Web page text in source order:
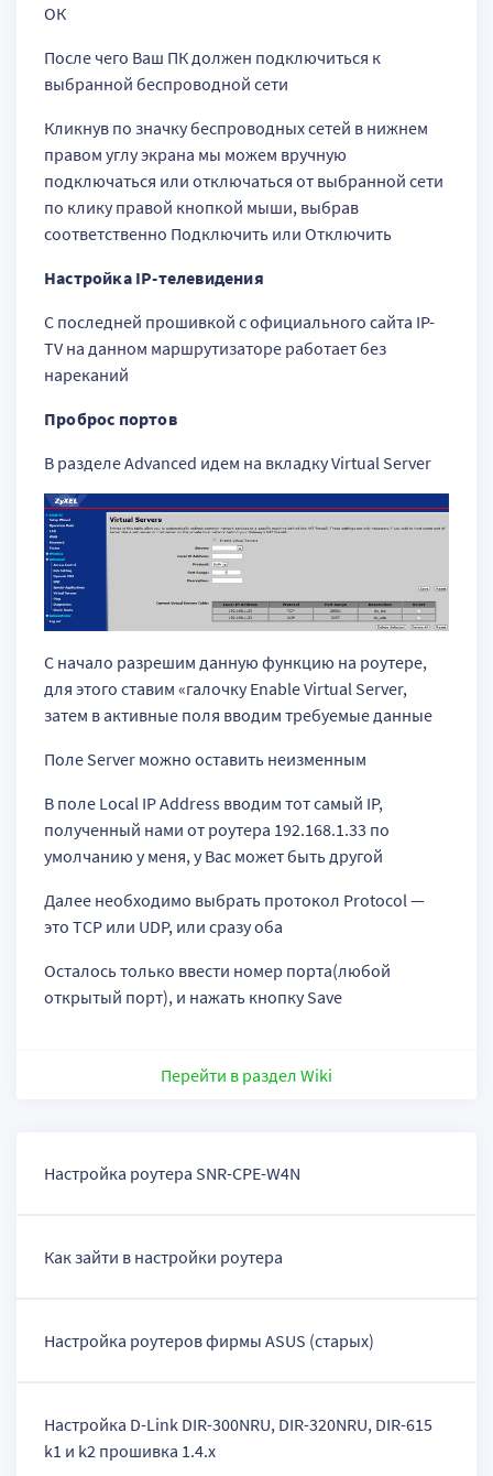
ОК
После чего Ваш ПК должен подключиться к
выбранной беспроводной сети
Кликнув по значку беспроводных сетей в нижнем
правом углу экрана мы можем вручную
подключаться или отключаться от выбранной сети
по клику правой кнопкой мыши, выбрав
соответственно Подключить или Отключить
Настройка IP-телевидения
С последней прошивкой с официального сайта IP-
TV на данном маршрутизаторе работает без
нареканий
Проброс портов
В разделе Advanced идем на вкладку Virtual Server
С начало разрешим данную функцию на роутере,
для этого ставим «галочку Enable Virtual Server,
затем в активные поля вводим требуемые данные
Поле Server можно оставить неизменным
В поле Local IP Address вводим тот самый IP,
полученный нами от роутера 192.168.1.33 по
умолчанию у меня, у Вас может быть другой
Далее необходимо выбрать протокол Protocol —
это TCP или UDP, или сразу оба
Осталось только ввести номер порта(любой
открытый порт), и нажать кнопку Save
Перейти в раздел Wiki
Настройка роутера SNR-CPE-W4N
Как зайти в настройки роутера
Настройка роутеров фирмы ASUS (старых)
Настройка D-Link DIR-300NRU, DIR-320NRU, DIR-615
k1 и k2 прошивка 1.4.x